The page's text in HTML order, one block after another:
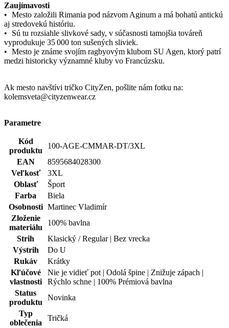
Zaujímavosti
• Mesto založili Rimania pod názvom Aginum a má bohatú antickú
aj stredovekú históriu.
• Sú tu rozsiahle slivkové sady, v súčasnosti tamojšia továreň
vyprodukuje 35 000 ton sušených sliviek.
• Mesto je známe svojím ragbyovým klubom SU Agen, ktorý patrí
medzi historicky významné kluby vo Francúzsku.
Ak mesto navštívi tričko CityZen, pošlite nám fotku na:
kolemsveta@cityzenwear.cz
Parametre
Kód
produktu
100-AGE-CMMAR-DT/3XL
EAN
8595684028300
Veľkosť
3XL
Oblasť
Šport
Farba
Biela
Osobnosti Martinec Vladimír
Zloženie
materiálu
100% bavlna
Strih
Klasický / Regular | Bez vrecka
Výstrih
Do U
Rukáv
Krátky
Kľúčové
vlastnosti
Nie je vidieť pot | Odolá špine | Znižuje zápach |
Rýchlo schne | 100% Prémiová bavlna
Status
produktu
Novinka
Typ
oblečenia
Tričká